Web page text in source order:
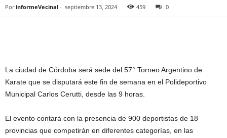
Por informeVecinal - septiembre 13, 2024 459 0
La ciudad de Córdoba será sede del 57° Torneo Argentino de
Karate que se disputará este fin de semana en el Polideportivo
Municipal Carlos Cerutti, desde las 9 horas.
El evento contará con la presencia de 900 deportistas de 18
provincias que competirán en diferentes categorías, en las